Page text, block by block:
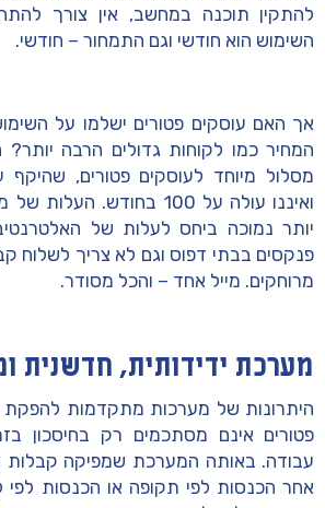
להתקין תוכנה במחשב, אין צורך
השימוש הוא חודשי וגם התמחור – חודשי.
אך האם עוסקים פטורים ישלמו על
המחיר כמו לקוחות גדולים הרבה
מסלול מיוחד לעוסקים פטורים,
ואיננו עולה על 100 בחודש.
יותר נמוכה ביחס לעלות של
פנקסים בבתי דפוס וגם לא צריך לשלוח
מרוחקים. מייל אחד – והכל מסודר.
מערכת ידידותית, חדשנית
היתרונות של מערכות מתקדמות להפקת
פטורים אינם מסתכמים רק בחיסכון
עבודה. באותה המערכת שמפיקה קבלות
אחר הכנסות לפי תקופה או הכנסות לפי